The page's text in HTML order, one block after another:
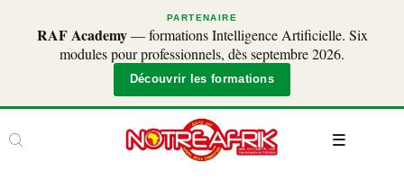
PARTENAIRE
RAF Academy— formations Intelligence Artificielle. Six
modules pour professionnels, dès septembre 2026.
Découvrir les formations